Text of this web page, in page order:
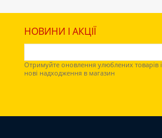
НОВИНИ І АКЦІЇ
Отримуйте оновлення улюблених товарів і
нові надходження в магазин